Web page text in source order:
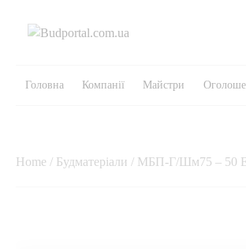
Головна Компанії Майстри
Home / Будматеріали / МБП-Г/Шм75 – 50